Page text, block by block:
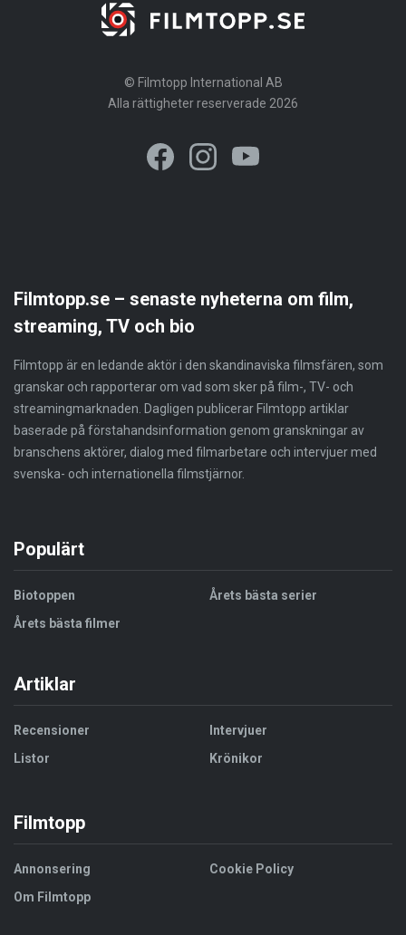
© Filmtopp International AB
Alla rättigheter reserverade 2026
Filmtopp.se – senaste nyheterna om film,
streaming, TV och bio
Filmtopp är en ledande aktör i den skandinaviska filmsfären, som
granskar och rapporterar om vad som sker på film-, TV- och
streamingmarknaden. Dagligen publicerar Filmtopp artiklar
baserade på förstahandsinformation genom granskningar av
branschens aktörer, dialog med filmarbetare och intervjuer med
svenska- och internationella filmstjärnor.
Populärt
Biotoppen
Årets bästa filmer
Årets bästa serier
Artiklar
Recensioner
Listor
Intervjuer
Krönikor
Filmtopp
Annonsering
Om Filmtopp
Cookie Policy